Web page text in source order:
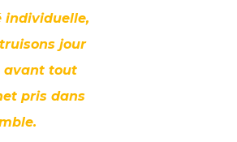
individuelle,
jour
avant tout
pris dans